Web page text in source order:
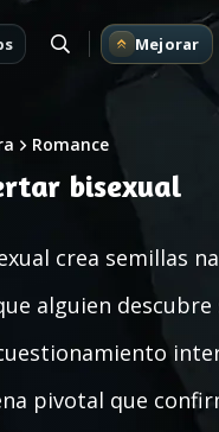
Mejorar
Romance
bisexual
crea semillas
alguien descubre
pivotal que